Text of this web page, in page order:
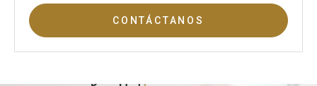
CONTÁCTANOS